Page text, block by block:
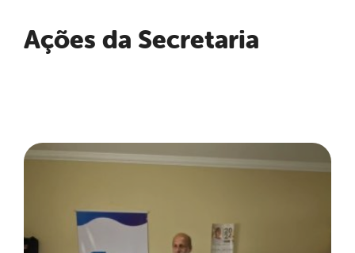
Ações da Secretaria